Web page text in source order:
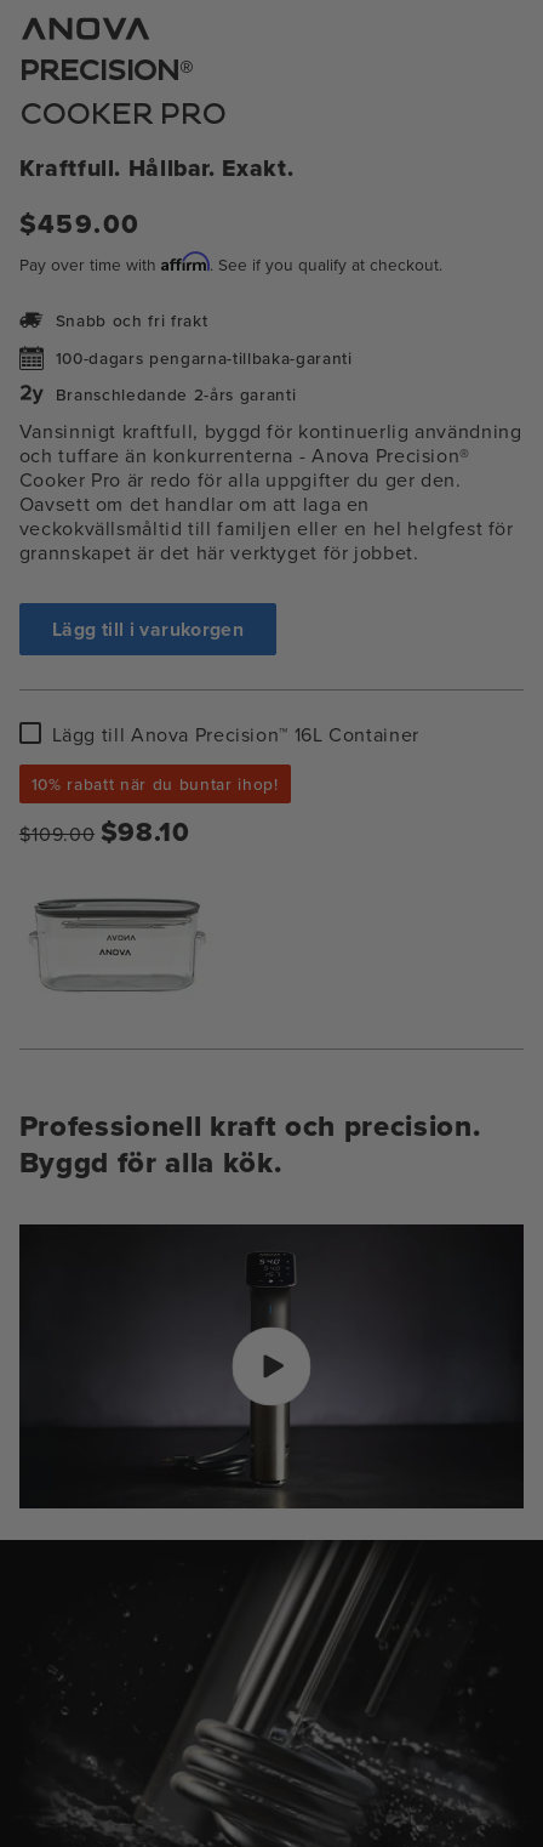
PRECISION®
COOKER PRO
Kraftfull. Hållbar. Exakt.
Ordinarie
$459.00
Pay over time with Affirm. See if you qualify at checkout.
Snabb och fri frakt
100-dagars pengarna-tillbaka-garanti
Branschledande 2-års garanti
Vansinnigt kraftfull, byggd för kontinuerlig användning
och tuffare än konkurrenterna - Anova Precision®
Cooker Pro är redo för alla uppgifter du ger den.
Oavsett om det handlar om att laga en
veckokvällsmåltid till familjen eller en hel helgfest för
grannskapet är det här verktyget för jobbet.
Lägg till i varukorgen
Lägg
Anova
Precision™
Container
Lägg till Anova Precision™ 16L Container
10% rabatt när du buntar ihop!
$109.00 $98.10
Professionell kraft och precision.
Byggd för alla kök.